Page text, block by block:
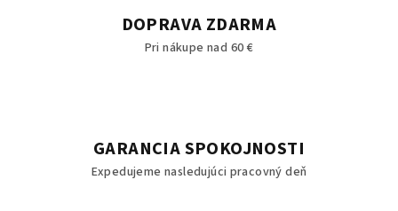
DOPRAVA ZDARMA
Pri nákupe nad 60 €
GARANCIA SPOKOJNOSTI
Expedujeme nasledujúci pracovný deň